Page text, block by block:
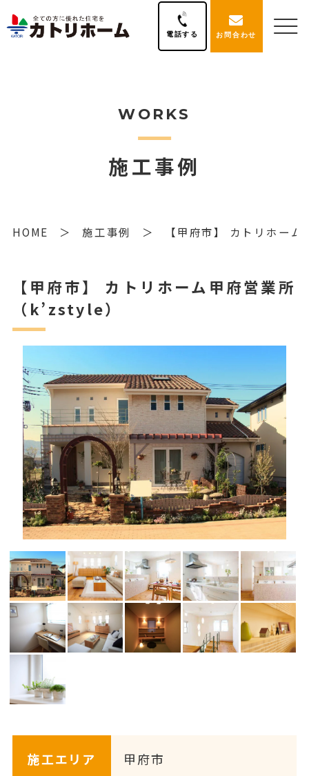
電話する お問合わせ
WORKS
施工事例
HOME 施工事例 【甲府市】 カトリホー
【甲府市】 カトリホーム甲府営業所
（k’zstyle）
施工エリア 甲府市